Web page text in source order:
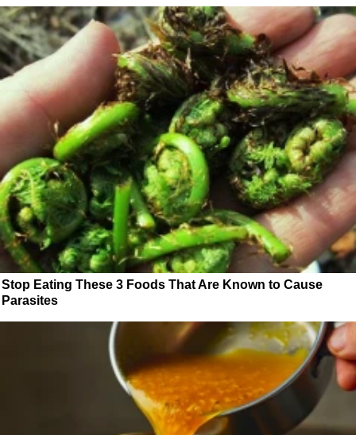
Stop Eating These 3 Foods That Are Known to Cause
Parasites